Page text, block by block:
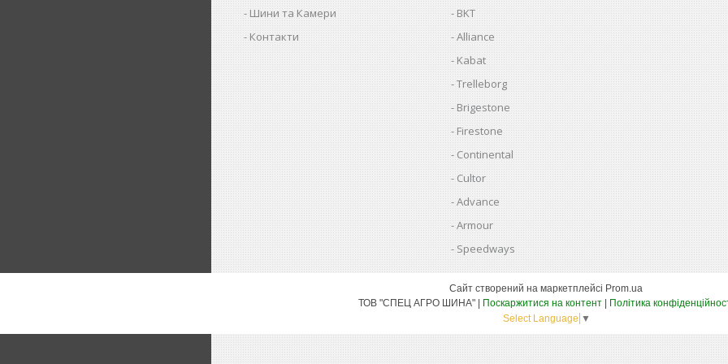
Шини та Камери
Контакти
BKT
Alliance
Kabat
Trelleborg
Brigestone
Firestone
Continental
Cultor
Advance
Armour
Speedways
Сайт створений на маркетплейсі Prom.ua
Поскаржитися на контент
Політика
Select Language ▼